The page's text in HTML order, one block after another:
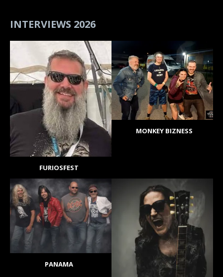
INTERVIEWS 2026
FURIOSFEST
MONKEY BIZNESS
PANAMA